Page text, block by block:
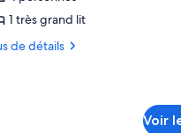
1 très grand lit
de détails
Voir